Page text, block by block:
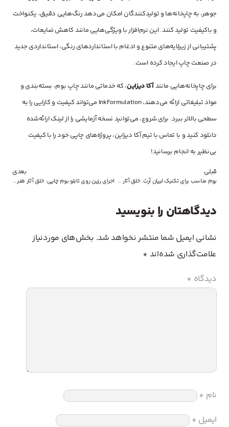
جوهر، به چاپخانه‌ها و تولیدکنندگان امکان می‌دهد رنگ‌هایی دقیق، یکنواخت
و باکیفیت تولید کنند. این نرم‌افزار با ویژگی‌هایی مانند کاهش ضایعات،
پشتیبانی از زیرلایه‌های متنوع و ادغام با استانداردهای رنگی، استانداردی جدید
در صنعت چاپ ایجاد کرده است.
برای چاپخانه‌هایی مانندآکا دیزاین، که خدماتی مانند چاپ بوم، بسته‌بندی و
مواد تبلیغاتی ارائه می‌دهند، InkFormulation می‌تواند کیفیت و کارایی را به
سطحی بالاتر ببرد. برای شروع، می‌توانید نسخه آزمایشی را از لینک ارائه‌شده
دانلود کنید و با تماس با تیم آکا دیزاین، پروژه‌های چاپی خود را با کیفیت
بی‌نظیر به انجام برسانید!
بوم مناسب برای تکنیک لیپان آرت: خلق آثار هنری خلاقانه با آکا دیزاین
بعدی
اجرای رزین روی تابلو بوم چاپی: خلق آثار هنری درخشان با آکا دیزاین
دیدگاهتان را بنویسید
نشانی ایمیل شما منتشر نخواهد شد.بخش‌های موردنیاز
علامت‌گذاری شده‌اند*
دیدگاه*
*
ایمیل*